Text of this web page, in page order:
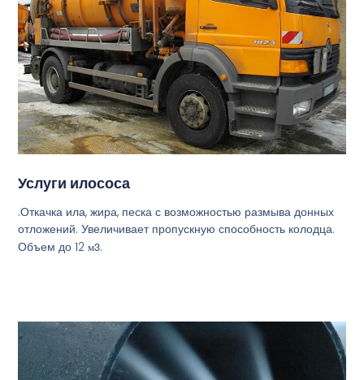
Услуги илососа
.Откачка ила, жира, песка с возможностью размыва донных
отложений. Увеличивает пропускную способность колодца.
Объем до 12м3.